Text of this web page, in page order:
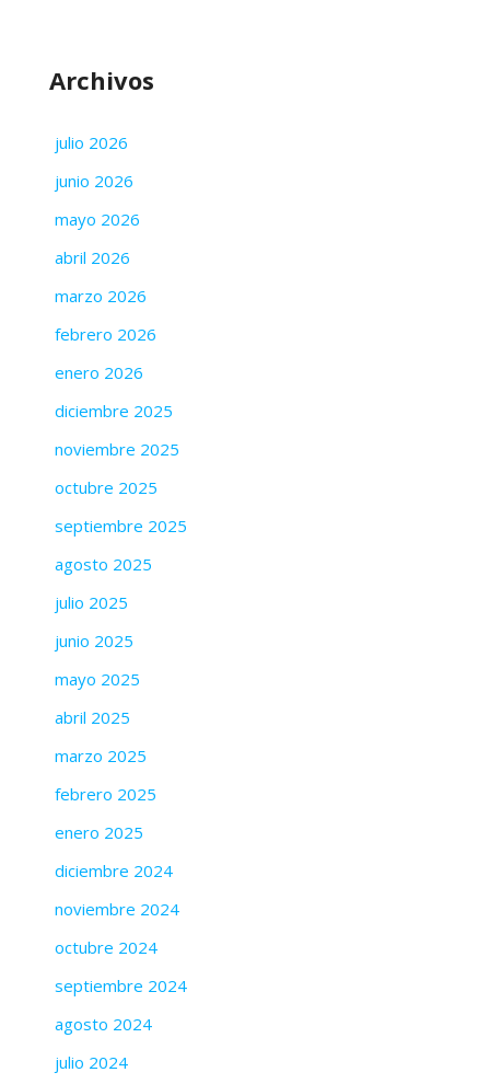
Archivos
julio 2026
junio 2026
mayo 2026
abril 2026
marzo 2026
febrero 2026
enero 2026
diciembre 2025
noviembre 2025
octubre 2025
septiembre 2025
agosto 2025
julio 2025
junio 2025
mayo 2025
abril 2025
marzo 2025
febrero 2025
enero 2025
diciembre 2024
noviembre 2024
octubre 2024
septiembre 2024
agosto 2024
julio 2024